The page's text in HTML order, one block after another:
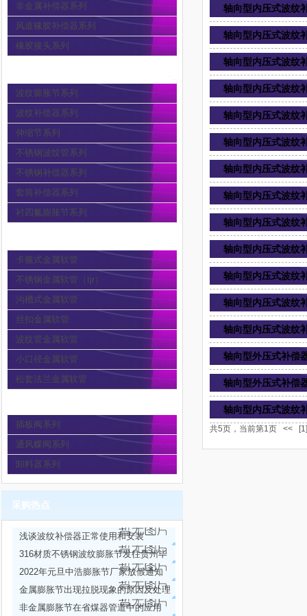
轴向型内压式波纹
轴向型内压式波纹
轴向型内压式波纹
轴向型内压式波纹
轴向型内压式波纹
轴向型内压式波纹
轴向型内压式波纹
轴向型内压式波纹
轴向型内压式波纹
轴向型内压式波纹
轴向型内压式波纹
轴向型内压式波纹
轴向型内压式波纹
轴向型外压式补偿
轴向型外压式补偿
轴向型内压式波纹
共5页，当前第1页 << [1]
非金属补偿器系列
风道橡胶补偿器系列
橡胶接头系列
波纹膨胀节系列
波纹补偿器系列
伸缩节系列
不锈钢波纹管系列
不锈钢补偿器系列
套筒补偿器系列
衬四氟膨胀节系列
卡箍式金属软管
不锈钢金属软管（tjr）
沟槽式金属软管
丝扣金属软管
波纹管金属软管
小口径金属软管
松套法兰金属软管
插板阀系列
通风蝶阀系列
卸料器系列
采购热点
浅谈波纹补偿器正常使用和安装
316材质不锈钢波纹膨胀节发往贵州毕
节安装现场
2022年元旦中浩膨胀节厂家放假通知
金属膨胀节出现拉脱现象的原因及处理
方法
非金属膨胀节在省煤器管道中的应用